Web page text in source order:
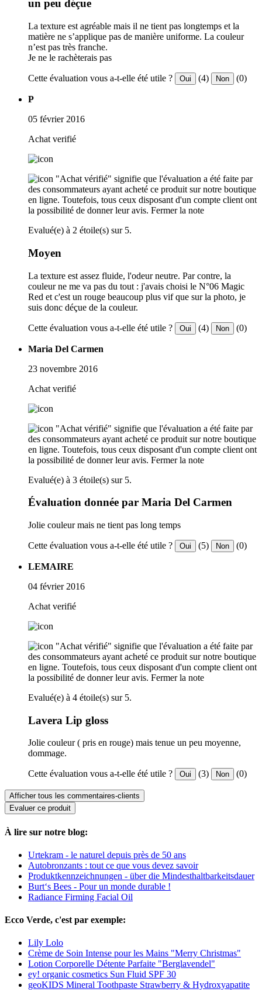
un peu déçue
La texture est agréable mais il ne tient pas longtemps et la
matière ne s’applique pas de manière uniforme. La couleur
n’est pas très franche.
Je ne le rachèterais pas
Cette évaluation vous a-t-elle été utile ? Oui (4) Non (0)
P
05 février 2016
Achat verifié
"Achat vérifié" signifie que l'évaluation a été faite par
des consommateurs ayant acheté ce produit sur notre boutique
en ligne. Toutefois, tous ceux disposant d'un compte client ont
la possibilité de donner leur avis. Fermer la note
Evalué(e) à 2 étoile(s) sur 5.
Moyen
La texture est assez fluide, l'odeur neutre. Par contre, la
couleur ne me va pas du tout : j'avais choisi le N°06 Magic
Red et c'est un rouge beaucoup plus vif que sur la photo, je
suis donc déçue de la couleur.
Cette évaluation vous a-t-elle été utile ? Oui (4) Non (0)
Maria Del Carmen
23 novembre 2016
Achat verifié
"Achat vérifié" signifie que l'évaluation a été faite par
des consommateurs ayant acheté ce produit sur notre boutique
en ligne. Toutefois, tous ceux disposant d'un compte client ont
la possibilité de donner leur avis. Fermer la note
Evalué(e) à 3 étoile(s) sur 5.
Évaluation donnée par Maria Del Carmen
Jolie couleur mais ne tient pas long temps
Cette évaluation vous a-t-elle été utile ? Oui (5) Non (0)
LEMAIRE
04 février 2016
Achat verifié
"Achat vérifié" signifie que l'évaluation a été faite par
des consommateurs ayant acheté ce produit sur notre boutique
en ligne. Toutefois, tous ceux disposant d'un compte client ont
la possibilité de donner leur avis. Fermer la note
Evalué(e) à 4 étoile(s) sur 5.
Lavera Lip gloss
Jolie couleur ( pris en rouge) mais tenue un peu moyenne,
dommage.
Cette évaluation vous a-t-elle été utile ? Oui (3) Non (0)
Afficher tous les commentaires-clients
Evaluer ce produit
À lire sur notre blog:
Urtekram - le naturel depuis près de 50 ans
Autobronzants : tout ce que vous devez savoir
Produktkennzeichnungen - über die Mindesthaltbarkeitsdauer
Burt‘s Bees - Pour un monde durable !
Radiance Firming Facial Oil
Ecco Verde, c'est par exemple:
Lily Lolo
Crème de Soin Intense pour les Mains "Merry Christmas"
Lotion Corporelle Détente Parfaite "Berglavendel"
ey! organic cosmetics Sun Fluid SPF 30
geoKIDS Mineral Toothpaste Strawberry & Hydroxyapatite